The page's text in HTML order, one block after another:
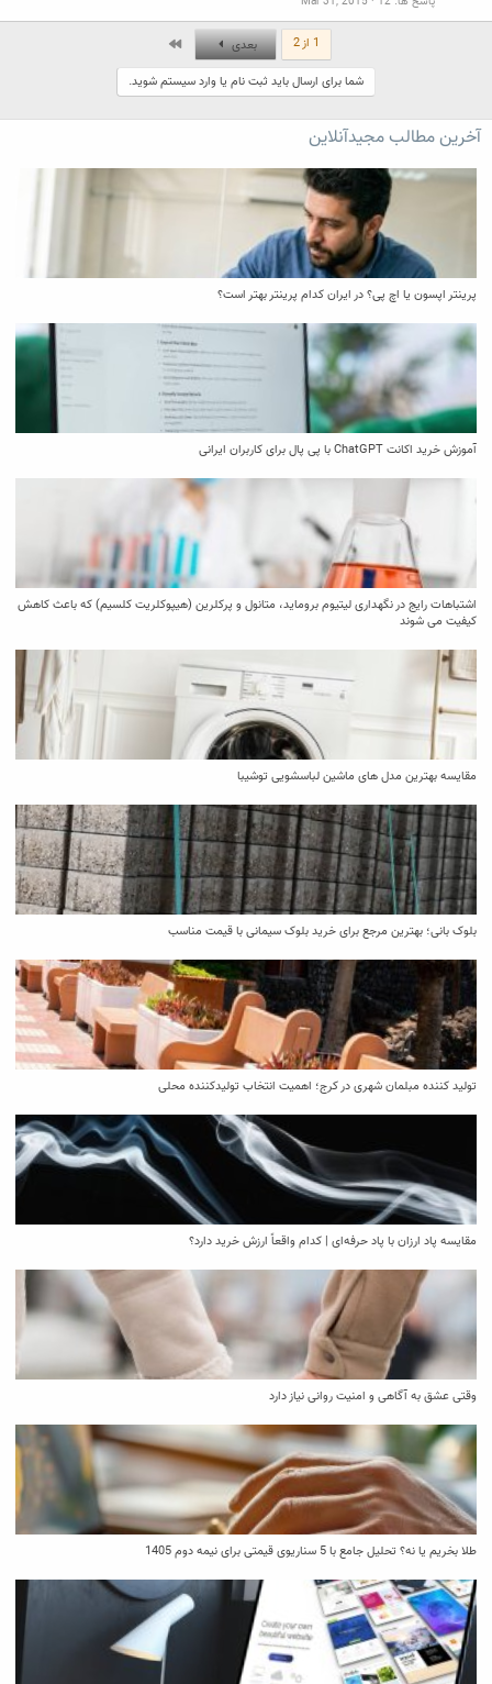
1 از 2 بعدی
شما برای ارسال باید ثبت نام یا وارد سیستم شوید.
آخرین مطالب مجیدآنلاین
پرینتر اپسون یا اچ پی؟ در ایران کدام پرینتر بهتر است؟
آموزش خرید اکانت ChatGPT با پی پال برای کاربران ایرانی
اشتباهات رایج در نگهداری لیتیوم بروماید، متانول و پرکلرین (هیپوکلریت کلسیم) که باعث کاهش
کیفیت می‌ شوند
مقایسه بهترین مدل ‌های ماشین لباسشویی توشیبا
بلوک بانی؛ بهترین مرجع برای خرید بلوک سیمانی با قیمت مناسب
تولید کننده مبلمان شهری در کرج؛ اهمیت انتخاب تولیدکننده محلی
مقایسه پاد ارزان با پاد حرفه‌ای | کدام واقعاً ارزش خرید دارد؟
وقتی عشق به آگاهی و امنیت روانی نیاز دارد
طلا بخریم یا نه؟ تحلیل جامع با 5 سناریوی قیمتی برای نیمه دوم 1405